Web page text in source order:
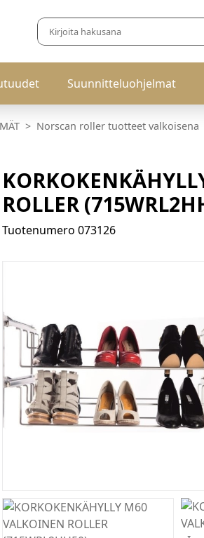
Suunnitteluohjelmat
Norscan roller tuotteet valkoisena
ROLLER
Tuotenumero 073126